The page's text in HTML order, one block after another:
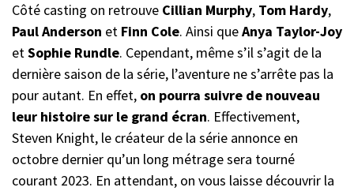
Côté casting on retrouve Cillian Murphy, Tom Hardy,
Paul Anderson et Finn Cole. Ainsi queAnya Taylor-Joy
etSophie Rundle. Cependant, même s’il s’agit de la
dernière saison de la série, l’aventure ne s’arrête pas la
pour autant. En effet, on pourra suivre de nouveau
leur histoire sur le grand écran. Effectivement,
Steven Knight, le créateur de la série annonce en
octobre dernier qu’un long métrage sera tourné
courant 2023. En attendant, on vous laisse découvrir la